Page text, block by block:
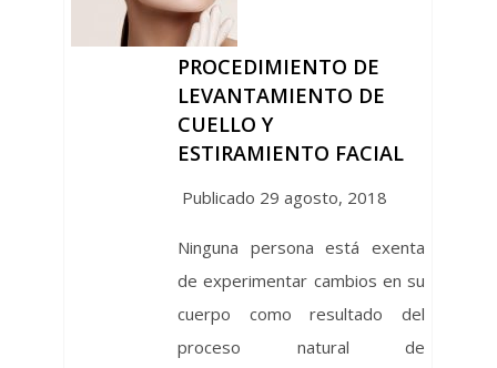
PROCEDIMIENTO DE
LEVANTAMIENTO DE
CUELLO Y
ESTIRAMIENTO FACIAL
Publicado 29 agosto, 2018
Ninguna persona está exenta
de experimentar cambios en su
cuerpo como resultado del
proceso natural de